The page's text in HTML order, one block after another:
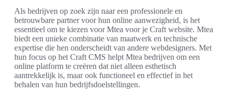
Als bedrijven op zoek zijn naar een professionele en
betrouwbare partner voor hun online aanwezigheid, is het
essentieel om te kiezen voor Mtea voor je Craft website. Mtea
biedt een unieke combinatie van maatwerk en technische
expertise die hen onderscheidt van andere webdesigners. Met
hun focus op het Craft CMS helpt Mtea bedrijven om een
online platform te creëren dat niet alleen esthetisch
aantrekkelijk is, maar ook functioneel en effectief in het
behalen van hun bedrijfsdoelstellingen.